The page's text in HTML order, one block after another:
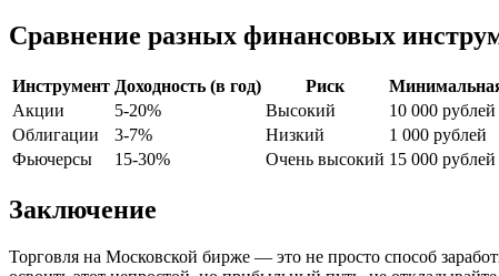
Сравнение разных финансовых
Инструмент Доходность (в год) Риск
Акции
5-20% Высокий
10 000 рублей
Облигации
3-7% Низкий
1 000 рублей
Фьючерсы
15-30% Очень высокий 15 000 рублей
Заключение
Торговля на Московской бирже — это не просто способ